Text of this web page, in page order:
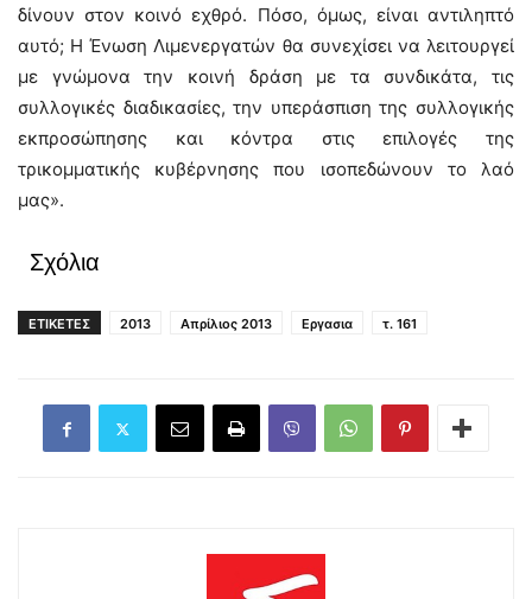
δίνουν στον κοινό εχθρό. Πόσο, όμως, είναι αντιληπτό
αυτό; Η Ένωση Λιμενεργατών θα συνεχίσει να λειτουργεί
με γνώμονα την κοινή δράση με τα συνδικάτα, τις
συλλογικές διαδικασίες, την υπεράσπιση της συλλογικής
εκπροσώπησης και κόντρα στις επιλογές της
τρικομματικής κυβέρνησης που ισοπεδώνουν το λαό
μας».
Σχόλια
ΕΤΙΚΕΤΕΣ 2013 Απρίλιος 2013 Εργασια τ. 161